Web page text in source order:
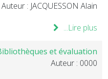
Auteur : JACQUESSON Alain
Lire plus...
et évaluation
Auteur : 0000